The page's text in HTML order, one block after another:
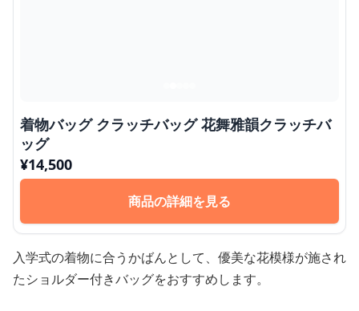
着物バッグ クラッチバッグ 花舞雅韻クラッチバ
ッグ
¥14,500
商品の詳細を見る
入学式の着物に合うかばんとして、優美な花模様が施され
たショルダー付きバッグをおすすめします。